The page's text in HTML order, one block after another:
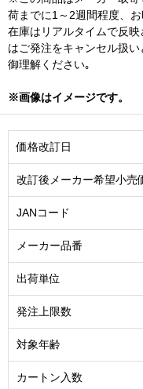
荷までに1～2週間程度、
在庫はリアルタイムで反
はご発注をキャンセル扱
御理解ください｡
※画像はイメージです。
価格改訂日
改訂後メーカー希望小売
JANコード
メーカー品番
出荷単位
発注上限数
対象年齢
カートン入数